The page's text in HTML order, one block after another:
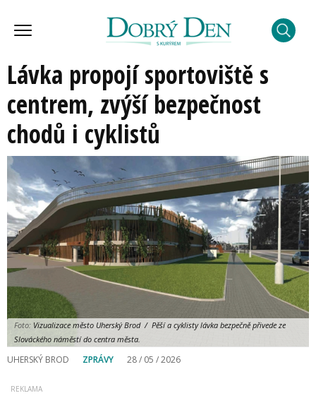
Lávka propojí sportoviště s
centrem, zvýší bezpečnost
chodů i cyklistů
Foto: Vizualizace město Uherský Brod / Pěší a cyklisty lávka bezpečně přivede ze
Slováckého náměstí do centra města.
UHERSKÝ BROD ZPRÁVY 28 / 05 / 2026